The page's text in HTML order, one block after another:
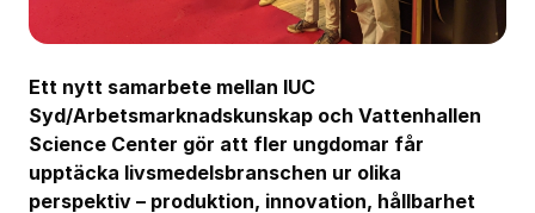
Ett nytt samarbete mellan IUC
Syd/Arbetsmarknadskunskap och Vattenhallen
Science Center gör att fler ungdomar får
upptäcka livsmedelsbranschen ur olika
perspektiv – produktion, innovation, hållbarhet